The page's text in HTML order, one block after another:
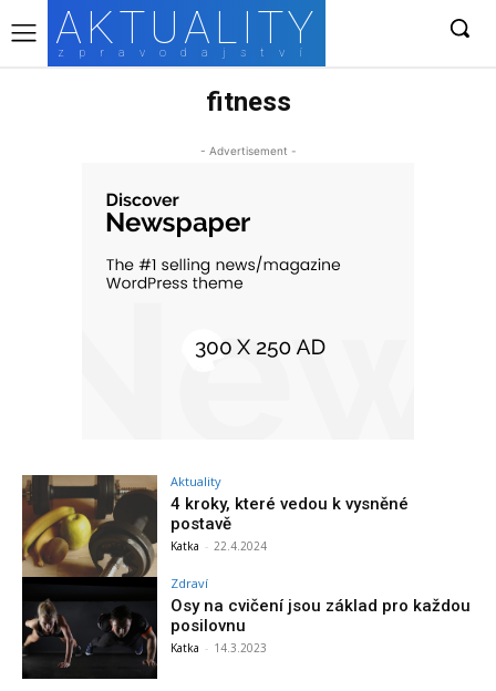
AKTUALITY
zpravodajství
fitness
- Advertisement -
Aktuality
4 kroky, které vedou k vysněné
postavě
Katka - 22.4.2024
Zdraví
Osy na cvičení jsou základ pro každou
posilovnu
Katka - 14.3.2023